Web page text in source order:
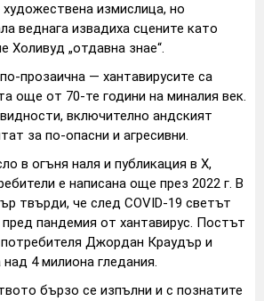
измислица, но
веднага извадиха сцените като
Холивуд „отдавна знае“.
прозаична — хантавирусите са
още от 70-те години на миналия век.
включително андският
за по-опасни и агресивни.
в огъня наля и публикация в X,
е написана още през 2022 г. В
твърди, че след COVID-19 светът
пандемия от хантавирус. Постът
Джордан Краудър и
4 милиона гледания.
бързо се изпълни и с познатите